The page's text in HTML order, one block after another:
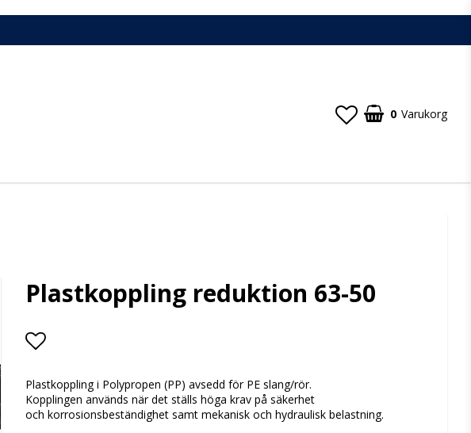
0 Varukorg
Plastkoppling reduktion 63-50
Lägg till i favoritlistan
Plastkoppling i Polypropen (PP) avsedd för PE slang/rör.
Kopplingen används när det ställs höga krav på säkerhet
och korrosionsbeständighet samt mekanisk och hydraulisk belastning.